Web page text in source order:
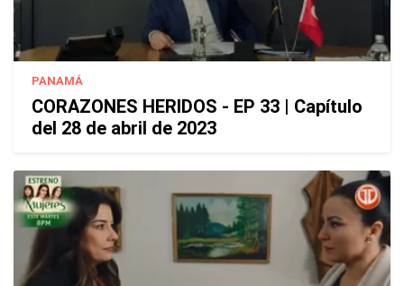
PANAMÁ
CORAZONES HERIDOS - EP 33 | Capítulo
del 28 de abril de 2023